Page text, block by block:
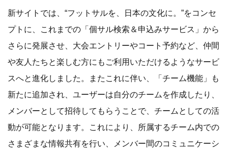
新サイトでは、“フットサルを、日本の文化に。”をコンセ
プトに、これまでの「個サル検索＆申込みサービス」から
さらに発展させ、大会エントリーやコート予約など、仲間
や友人たちと楽しむ方にもご利用いただけるようなサービ
スへと進化しました。またこれに伴い、「チーム機能」も
新たに追加され、ユーザーは自分のチームを作成したり、
メンバーとして招待してもらうことで、チームとしての活
動が可能となります。これにより、所属するチーム内での
さまざまな情報共有を行い、メンバー間のコミュニケーシ